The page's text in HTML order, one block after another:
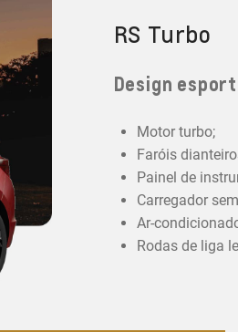
RS Turbo
Design
Motor turbo;
Faróis
Painel de
Carregador
Ar-
Rodas de liga